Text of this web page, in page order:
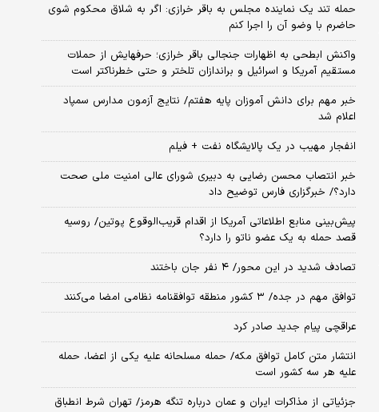
حمله تند یک نماینده مجلس به باقر خرازی: اگر به شلاق محکوم شوی
حاضرم با وضو آن را اجرا کنم
واکنش ابطحی به اظهارات جنجالی باقر خرازی؛ حرفهایش از حملات
مستقیم آمریکا و اسرائیل و براندازان تلختر و حتی خطرناکتر است
خبر مهم برای دانش آموزان پایه هفتم/ نتایج آزمون مدارس سمپاد
اعلام شد
انفجار مهیب در یک پالایشگاه نفت + فیلم
خبر انتصاب محسن رضایی به دبیری شورای عالی امنیت ملی صحت
دارد؟/ خبرگزاری فارس توضیح داد
پیش‌بینی منابع اطلاعاتی آمریکا از اقدام قریب‌الوقوع پوتین/ روسیه
قصد حمله به یک عضو ناتو را دارد؟
تصادف شدید در این محور/ ۴ نفر جان باختند
توافق مهم در جده/ ۳ کشور منطقه توافقنامه نظامی امضا می‌کنند
عراقچی پیام جدید صادر کرد
انتشار متن کامل توافق مکه/ حمله مسلحانه علیه یکی از اعضا، حمله
علیه هر سه کشور است
جزئیاتی از مذاکرات ایران و عمان درباره تنگه هرمز/ تهران شرط انطباق